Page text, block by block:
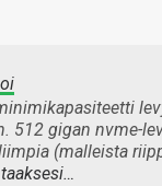
512 gigan nvme-
(malleista